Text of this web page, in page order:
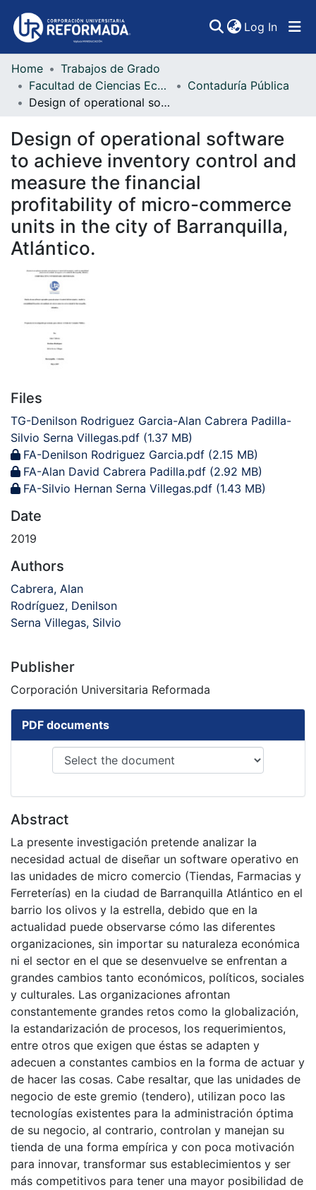
Log In
Communities & Collections
All of DSpace
Statistics
Home
Trabajos de Grado
Facultad de Ciencias Económicas, Administrativas y Contables
Contaduría Pública
Design of operational software to achieve inventory control and measure the financial profitability of micro-commerce units in the city of Barranquilla, Atlántico.
Design of operational software
to achieve inventory control and
measure the financial
profitability of micro-commerce
units in the city of Barranquilla,
Atlántico.
Files
TG-Denilson Rodriguez Garcia-Alan Cabrera Padilla-
Silvio Serna Villegas.pdf (1.37 MB)
FA-Denilson Rodriguez Garcia.pdf (2.15 MB)
FA-Alan David Cabrera Padilla.pdf (2.92 MB)
FA-Silvio Hernan Serna Villegas.pdf (1.43 MB)
Date
2019
Authors
Cabrera, Alan
Rodríguez, Denilson
Serna Villegas, Silvio
Publisher
Corporación Universitaria Reformada
PDF documents
Abstract
La presente investigación pretende analizar la
necesidad actual de diseñar un software operativo en
las unidades de micro comercio (Tiendas, Farmacias y
Ferreterías) en la ciudad de Barranquilla Atlántico en el
barrio los olivos y la estrella, debido que en la
actualidad puede observarse cómo las diferentes
organizaciones, sin importar su naturaleza económica
ni el sector en el que se desenvuelve se enfrentan a
grandes cambios tanto económicos, políticos, sociales
y culturales. Las organizaciones afrontan
constantemente grandes retos como la globalización,
la estandarización de procesos, los requerimientos,
entre otros que exigen que éstas se adapten y
adecuen a constantes cambios en la forma de actuar y
de hacer las cosas. Cabe resaltar, que las unidades de
negocio de este gremio (tendero), utilizan poco las
tecnologías existentes para la administración óptima
de su negocio, al contrario, controlan y manejan su
tienda de una forma empírica y con poca motivación
para innovar, transformar sus establecimientos y ser
más competitivos para tener una mayor posibilidad de